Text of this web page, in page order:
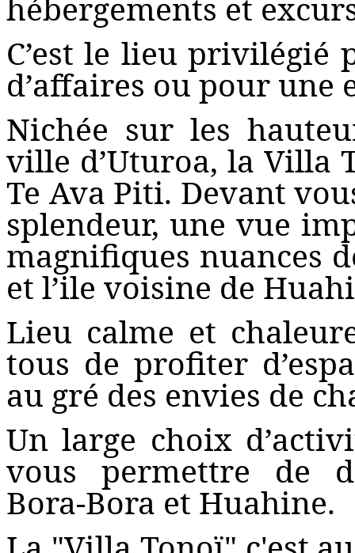
hébergements et
C’est le lieu privilégié
d’affaires ou pour une
Nichée sur les
ville d’Uturoa, la Villa
Te Ava Piti. Devant
splendeur, une vue
magnifiques nuances
et l’ile voisine de
Lieu calme et
tous de profiter
au gré des envies de
Un large choix
vous permettre de
Bora-Bora et Huahine.